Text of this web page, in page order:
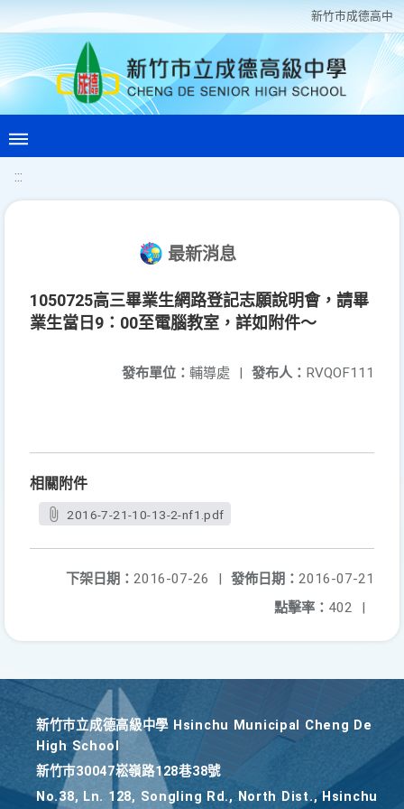
新竹巿成德高中
:::
最新消息
1050725高三畢業生網路登記志願說明會，請畢
業生當日9：00至電腦教室，詳如附件～
發布人： RVQOF111
發布單位： 輔導處 |
相關附件
2016-7-21-10-13-2-nf1.pdf
發佈日期： 2016-07-21
下架日期： 2016-07-26
|
點擊率： 402 |
新竹巿立成德高級中學 Hsinchu Municipal Cheng De
High School
新竹巿30047崧嶺路128巷38號
No.38, Ln. 128, Songling Rd., North Dist., Hsinchu